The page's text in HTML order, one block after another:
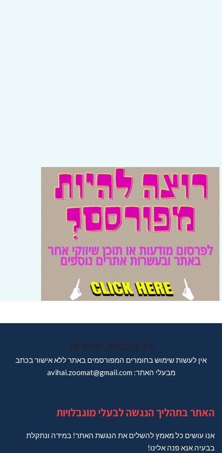
כל הזכויות שמורות
אין לעשות שימוש בחומרים המפורסמים באתר ללא אישור בכתב
מבעלי האתר: avihai.zoomat@gmail.com
האתר בתהליך הנגשה לבעלי מוגבלויות
אנו עושים כל מאמץ להשלים את הנגשת האתר! במידה ונתקלת
בבעיה אנא פנה אלינו!